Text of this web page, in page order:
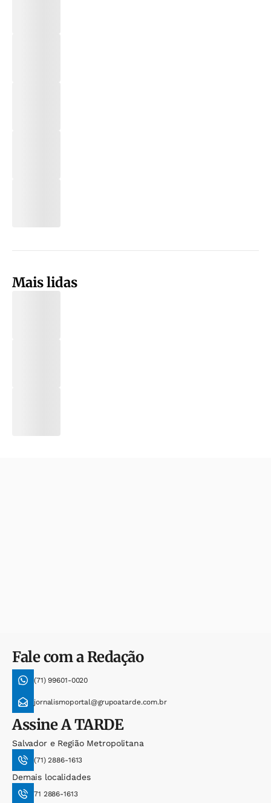
Mais lidas
Fale com a Redação
(71) 99601-0020
jornalismoportal@grupoatarde.com.br
AssineA TARDE
Salvador e Região Metropolitana
(71) 2886-1613
Demais localidades
71 2886-1613